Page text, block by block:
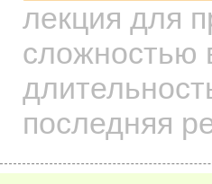
лекция для
сложностью
последняя